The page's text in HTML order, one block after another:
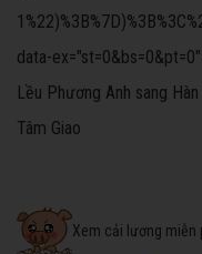
data-
Lều Phương Anh sang
Tâm Giao
Xem cải lương miễn